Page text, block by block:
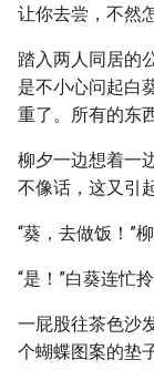
让你去尝，不然
踏入两人同居的
是不小心问起白
重了。所有的东
柳夕一边想着一
不像话，这又引
“葵，去做饭！”
“是！”白葵连忙
一屁股往茶色沙
个蝴蝶图案的垫